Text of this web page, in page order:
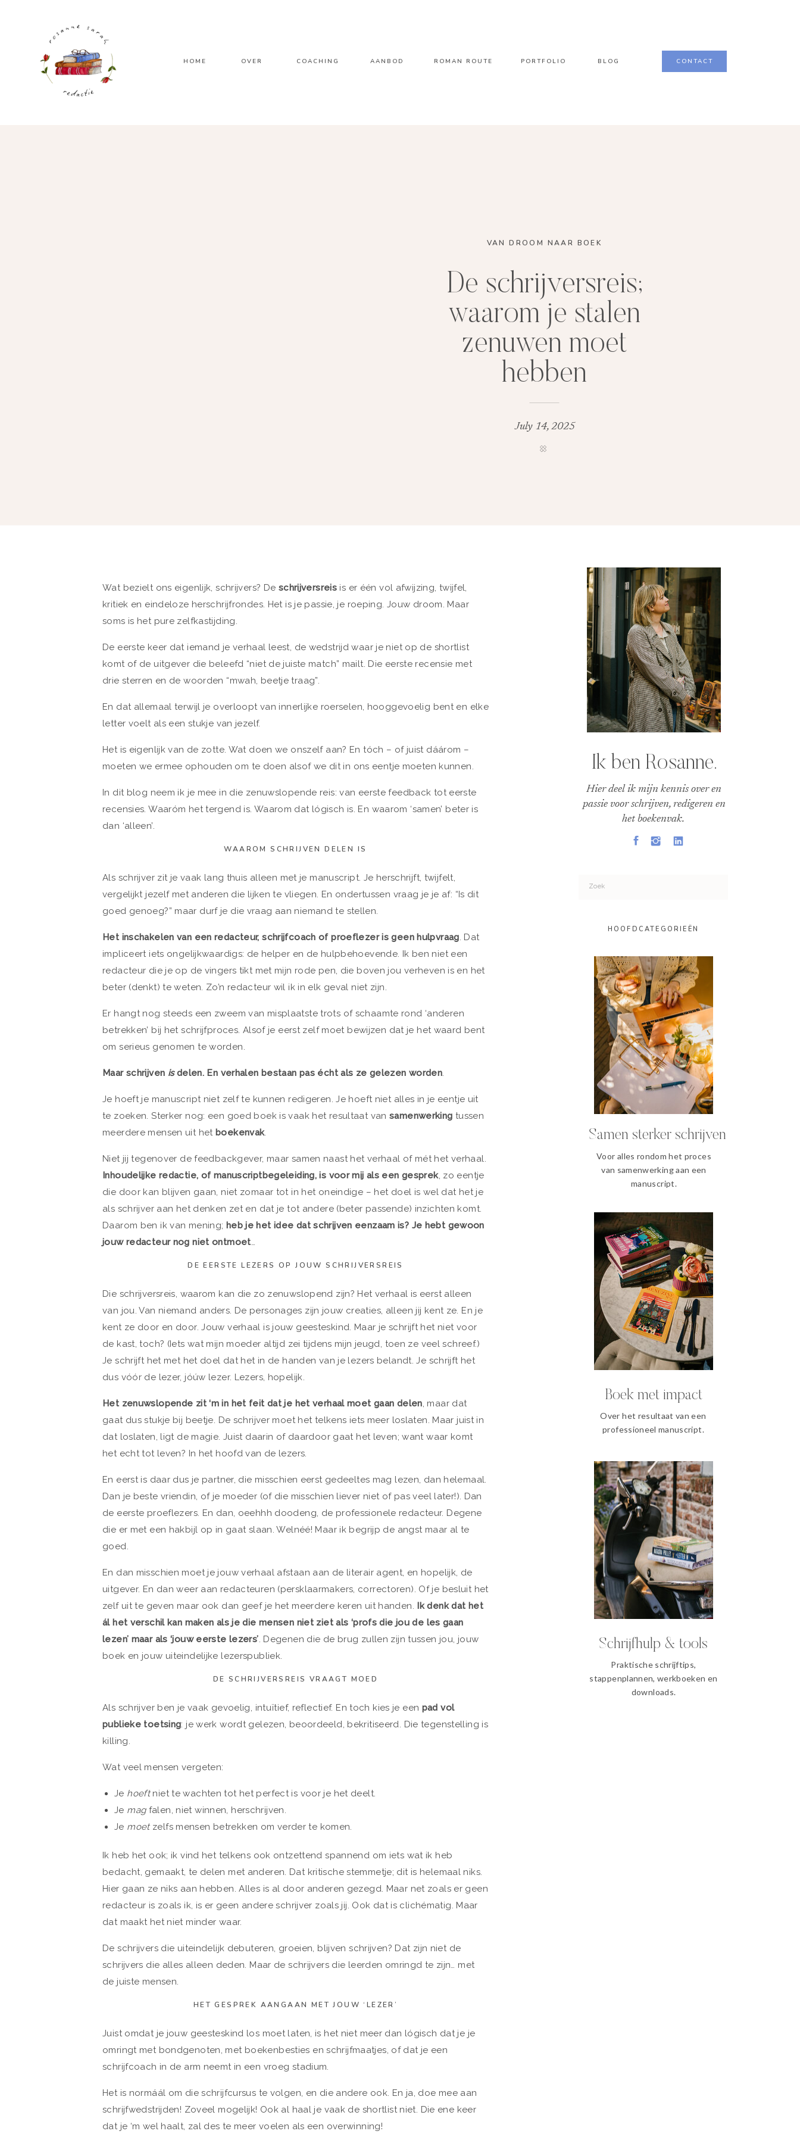
HOME OVER COACHING AANBOD ROMAN ROUTE PORTFOLIO BLOG CONTACT
VAN DROOM NAAR BOEK
De schrijversreis;
waarom je stalen
zenuwen moet
hebben
July 14, 2025
Ik ben Rosanne.
Hier deel ik mijn kennis over en
passie voor schrijven, redigeren en
het boekenvak.
Search
HOOFDCATEGORIEËN
Samen sterker schrijven
Voor alles rondom het proces
van samenwerking aan een
manuscript.
Boek met impact
Over het resultaat van een
professioneel manuscript.
Schrijfhulp & tools
Praktische schrijftips,
stappenplannen, werkboeken en
downloads.
Wat bezielt ons eigenlijk, schrijvers? De schrijversreis is er één vol afwijzing, twijfel,
kritiek en eindeloze herschrijfrondes. Het is je passie, je roeping. Jouw droom. Maar
soms is het pure zelfkastijding.
De eerste keer dat iemand je verhaal leest, de wedstrijd waar je niet op de shortlist
komt of de uitgever die beleefd “niet de juiste match” mailt. Die eerste recensie met
drie sterren en de woorden “mwah, beetje traag”.
En dat allemaal terwijl je overloopt van innerlijke roerselen, hooggevoelig bent en elke
letter voelt als een stukje van jezelf.
Het is eigenlijk van de zotte. Wat doen we onszelf aan? En tóch – of juist dáárom –
moeten we ermee ophouden om te doen alsof we dit in ons eentje moeten kunnen.
In dit blog neem ik je mee in die zenuwslopende reis: van eerste feedback tot eerste
recensies. Waaróm het tergend is. Waarom dat lógisch is. En waarom ‘samen’ beter is
dan ‘alleen’.
WAAROM SCHRIJVEN DELEN IS
Als schrijver zit je vaak lang thuis alleen met je manuscript. Je herschrijft, twijfelt,
vergelijkt jezelf met anderen die lijken te vliegen. En ondertussen vraag je je af: “Is dit
goed genoeg?” maar durf je die vraag aan niemand te stellen.
Het inschakelen van een redacteur, schrijfcoach of proeflezer is geen hulpvraag. Dat
impliceert iets ongelijkwaardigs: de helper en de hulpbehoevende. Ik ben niet een
redacteur die je op de vingers tikt met mijn rode pen, die boven jou verheven is en het
beter (denkt) te weten. Zo’n redacteur wil ik in elk geval niet zijn.
Er hangt nog steeds een zweem van misplaatste trots of schaamte rond ‘anderen
betrekken’ bij het schrijfproces. Alsof je eerst zelf moet bewijzen dat je het waard bent
om serieus genomen te worden.
Maar schrijven isdelen. En verhalen bestaan pas écht als ze gelezen worden.
Je hoeft je manuscript niet zelf te kunnen redigeren. Je hoeft niet alles in je eentje uit
te zoeken. Sterker nog: een goed boek is vaak het resultaat van samenwerking tussen
meerdere mensen uit het boekenvak.
Niet jij tegenover de feedbackgever, maar samen naast het verhaal of mét het verhaal.
Inhoudelijke redactie, of manuscriptbegeleiding, is voor mij als een gesprek, zo eentje
die door kan blijven gaan, niet zomaar tot in het oneindige – het doel is wel dat het je
als schrijver aan het denken zet en dat je tot andere (beter passende) inzichten komt.
Daarom ben ik van mening; heb je het idee dat schrijven eenzaam is? Je hebt gewoon
jouw redacteur nog niet ontmoet…
DE EERSTE LEZERS OP JOUW SCHRIJVERSREIS
Die schrijversreis, waarom kan die zo zenuwslopend zijn? Het verhaal is eerst alleen
van jou. Van niemand anders. De personages zijn jouw creaties, alleen jij kent ze. En je
kent ze door en door. Jouw verhaal is jouw geesteskind. Maar je schrijft het niet voor
de kast, toch? (Iets wat mijn moeder altijd zei tijdens mijn jeugd, toen ze veel schreef.)
Je schrijft het met het doel dat het in de handen van je lezers belandt. Je schrijft het
dus vóór de lezer, jóúw lezer. Lezers, hopelijk.
Het zenuwslopende zit ‘m in het feit dat je het verhaal moet gaan delen, maar dat
gaat dus stukje bij beetje. De schrijver moet het telkens iets meer loslaten. Maar juist in
dat loslaten, ligt de magie. Juist daarin of daardoor gaat het leven; want waar komt
het echt tot leven? In het hoofd van de lezers.
En eerst is daar dus je partner, die misschien eerst gedeeltes mag lezen, dan helemaal.
Dan je beste vriendin, of je moeder (of die misschien liever niet of pas veel later!). Dan
de eerste proeflezers. En dan, oeehhh doodeng, de professionele redacteur. Degene
die er met een hakbijl op in gaat slaan. Welnéé! Maar ik begrijp de angst maar al te
goed.
En dan misschien moet je jouw verhaal afstaan aan de literair agent, en hopelijk, de
uitgever. En dan weer aan redacteuren (persklaarmakers, correctoren). Of je besluit het
zelf uit te geven maar ook dan geef je het meerdere keren uit handen. Ik denk dat het
ál het verschil kan maken als je die mensen niet ziet als ‘profs die jou de les gaan
lezen’ maar als ‘jouw eerste lezers’. Degenen die de brug zullen zijn tussen jou, jouw
boek en jouw uiteindelijke lezerspubliek.
DE SCHRIJVERSREIS VRAAGT MOED
Als schrijver ben je vaak gevoelig, intuïtief, reflectief. En toch kies je een pad vol
publieke toetsing: je werk wordt gelezen, beoordeeld, bekritiseerd. Die tegenstelling is
killing.
Wat veel mensen vergeten:
Je hoeftniet te wachten tot het perfect is voor je het deelt.
Je magfalen, niet winnen, herschrijven.
Je moetzelfs mensen betrekken om verder te komen.
Ik heb het ook; ik vind het telkens ook ontzettend spannend om iets wat ik heb
bedacht, gemaakt, te delen met anderen. Dat kritische stemmetje; dit is helemaal niks.
Hier gaan ze niks aan hebben. Alles is al door anderen gezegd. Maar net zoals er geen
redacteur is zoals ik, is er geen andere schrijver zoals jij. Ook dat is clichématig. Maar
dat maakt het niet minder waar.
De schrijvers die uiteindelijk debuteren, groeien, blijven schrijven? Dat zijn niet de
schrijvers die alles alleen deden. Maar de schrijvers die leerden omringd te zijn… met
de juiste mensen.
HET GESPREK AANGAAN MET JOUW ‘LEZER’
Juist omdat je jouw geesteskind los moet laten, is het niet meer dan lógisch dat je je
omringt met bondgenoten, met boekenbesties en schrijfmaatjes, of dat je een
schrijfcoach in de arm neemt in een vroeg stadium.
Het is normáál om die schrijfcursus te volgen, en die andere ook. En ja, doe mee aan
schrijfwedstrijden! Zoveel mogelijk! Ook al haal je vaak de shortlist niet. Die ene keer
dat je ‘m wel haalt, zal des te meer voelen als een overwinning!